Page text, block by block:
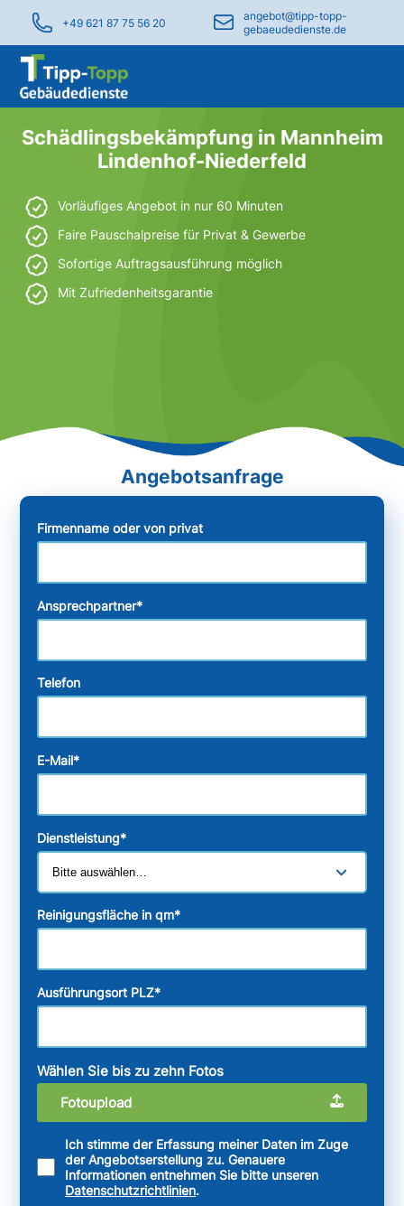
+49 621 87 75 56 20
angebot@tipp-topp-
gebaeudedienste.de
Schädlingsbekämpfung in Mannheim
Lindenhof-Niederfeld
Vorläufiges Angebot in nur 60 Minuten
Faire Pauschalpreise für Privat & Gewerbe
Sofortige Auftragsausführung möglich
Mit Zufriedenheitsgarantie
Firmenname oder von privat
Ansprechpartner*
Telefon
E-Mail*
Dienstleistung*
Reinigungsfläche in qm*
Ausführungsort PLZ*
Wählen Sie bis zu zehn Fotos
Fotoupload
Ich stimme der Erfassung meiner Daten im Zuge
der Angebotserstellung zu. Genauere
Informationen entnehmen Sie bitte unseren
Datenschutzrichtlinien.